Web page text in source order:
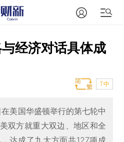
经济对话具体成
T中
美国华盛顿举行的第七轮中
双方就重大双边、地区和全